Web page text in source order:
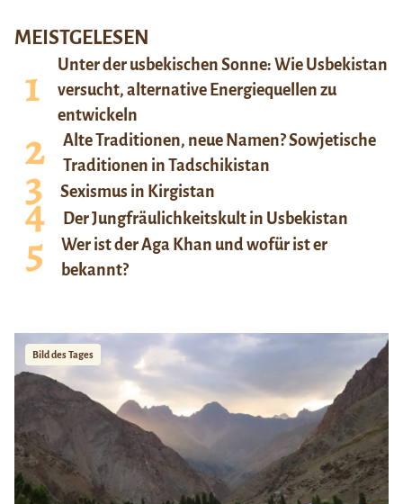
MEISTGELESEN
Unter der usbekischen Sonne: Wie Usbekistan
versucht, alternative Energiequellen zu
entwickeln
Alte Traditionen, neue Namen? Sowjetische
Traditionen in Tadschikistan
Sexismus in Kirgistan
Der Jungfräulichkeitskult in Usbekistan
Wer ist der Aga Khan und wofür ist er
bekannt?
Bild des Tages